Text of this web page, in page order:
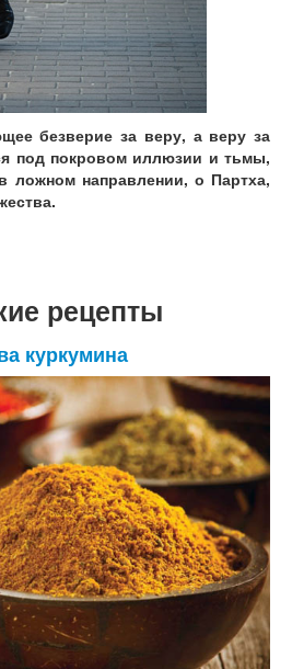
безверие за веру, а веру за
под покровом иллюзии и тьмы,
ложном направлении, о Партха,
рецепты
куркумина